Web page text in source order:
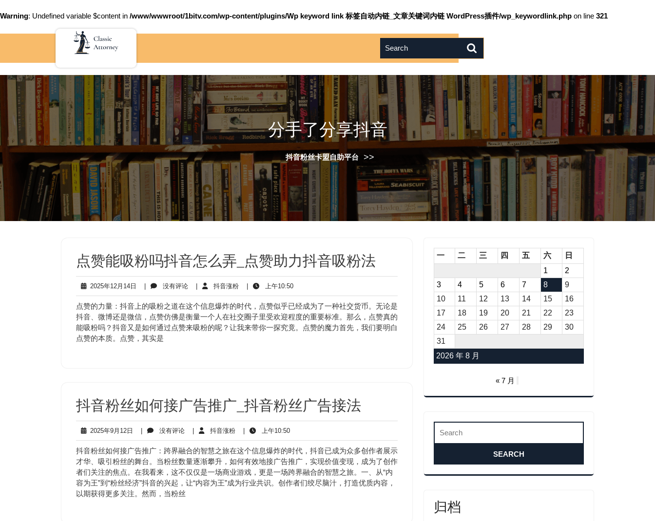
Warning: Undefined variable $content in /www/wwwroot/1bitv.com/wp-content/plugins/Wp keyword link 标签自动内链_文章关键词内链 WordPress插件/wp_keywordlink.php on line 321
分手了分享抖音
抖音粉丝卡盟自助平台 >>
点赞能吸粉吗抖音怎么弄_点赞助力抖音吸粉法
2025年12月14日
2025
年
12
月
14
日
没有评论没
有
评
论
抖音涨粉抖
音
涨
粉
上午10:50上
午
10:50
点赞的力量：抖音上的吸粉之道在这个信息爆炸的时代，点赞似乎已经成为了一种社交货币。无论是
抖音、微博还是微信，点赞仿佛是衡量一个人在社交圈子里受欢迎程度的重要标准。那么，点赞真的
能吸粉吗？抖音又是如何通过点赞来吸粉的呢？让我来带你一探究竟。点赞的魔力首先，我们要明白
点赞的本质。点赞，其实是
抖音粉丝如何接广告推广_抖音粉丝广告接法
2025年9月12日
2025
年
9
月
12
日
没有评论没
有
评
论
抖音涨粉抖
音
涨
粉
上午10:50上
午
10:50
抖音粉丝如何接广告推广：跨界融合的智慧之旅在这个信息爆炸的时代，抖音已成为众多创作者展示
才华、吸引粉丝的舞台。当粉丝数量逐渐攀升，如何有效地接广告推广，实现价值变现，成为了创作
者们关注的焦点。在我看来，这不仅仅是一场商业游戏，更是一场跨界融合的智慧之旅。一、从“内
容为王”到“粉丝经济”抖音的兴起，让“内容为王”成为行业共识。创作者们绞尽脑汁，打造优质内容，
以期获得更多关注。然而，当粉丝
2026 年 8 月
一 二 三 四 五 六
日
1
2
3
4 5 6 7 8
9
10
11 12 13 14 15
16
17
18 19 20 21 22
23
24
25 26 27 28 29
30
31
« 7 月
归档